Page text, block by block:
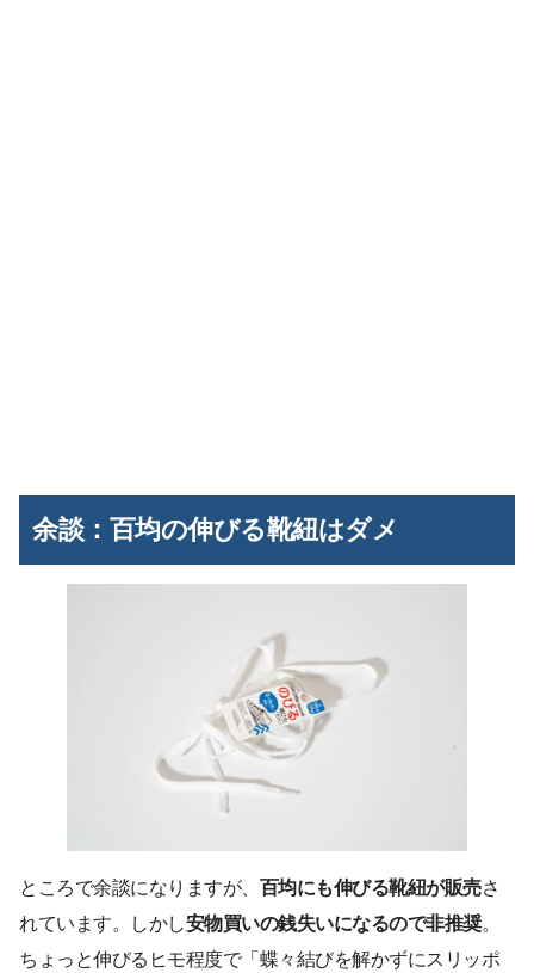
余談：百均の伸びる靴紐はダメ
ところで余談になりますが、 百均にも伸びる靴紐が販売さ
れています。しかし安物買いの銭失いになるので非推奨。
ちょっと伸びるヒモ程度で「蝶々結びを解かずにスリッポ